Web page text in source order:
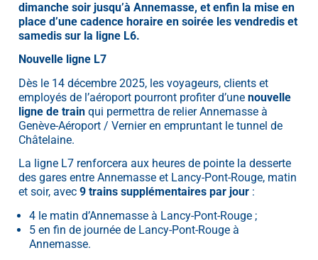
dimanche soir jusqu’à Annemasse, et enfin la mise en
place d’une cadence horaire en soirée les vendredis et
samedis sur la ligne L6.
Nouvelle ligne L7
Dès le 14 décembre 2025, les voyageurs, clients et
employés de l’aéroport pourront profiter d’une nouvelle
ligne de train qui permettra de relier Annemasse à
Genève-Aéroport / Vernier en empruntant le tunnel de
Châtelaine.
La ligne L7 renforcera aux heures de pointe la desserte
des gares entre Annemasse et Lancy-Pont-Rouge, matin
et soir, avec 9 trains supplémentaires par jour :
4 le matin d’Annemasse à Lancy-Pont-Rouge ;
5 en fin de journée de Lancy-Pont-Rouge à
Annemasse.